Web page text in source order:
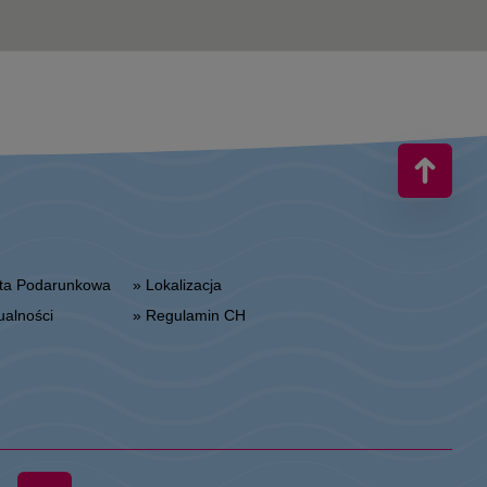
Podarunkowa
» Lokalizacja
» Regulamin CH